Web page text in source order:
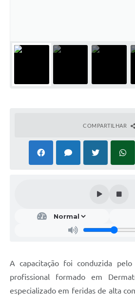
COMPARTILHAR
A capacitação foi conduzida pelo
profissional formado em
especializado em feridas de alta